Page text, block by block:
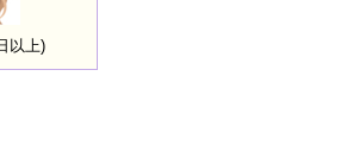
以上)